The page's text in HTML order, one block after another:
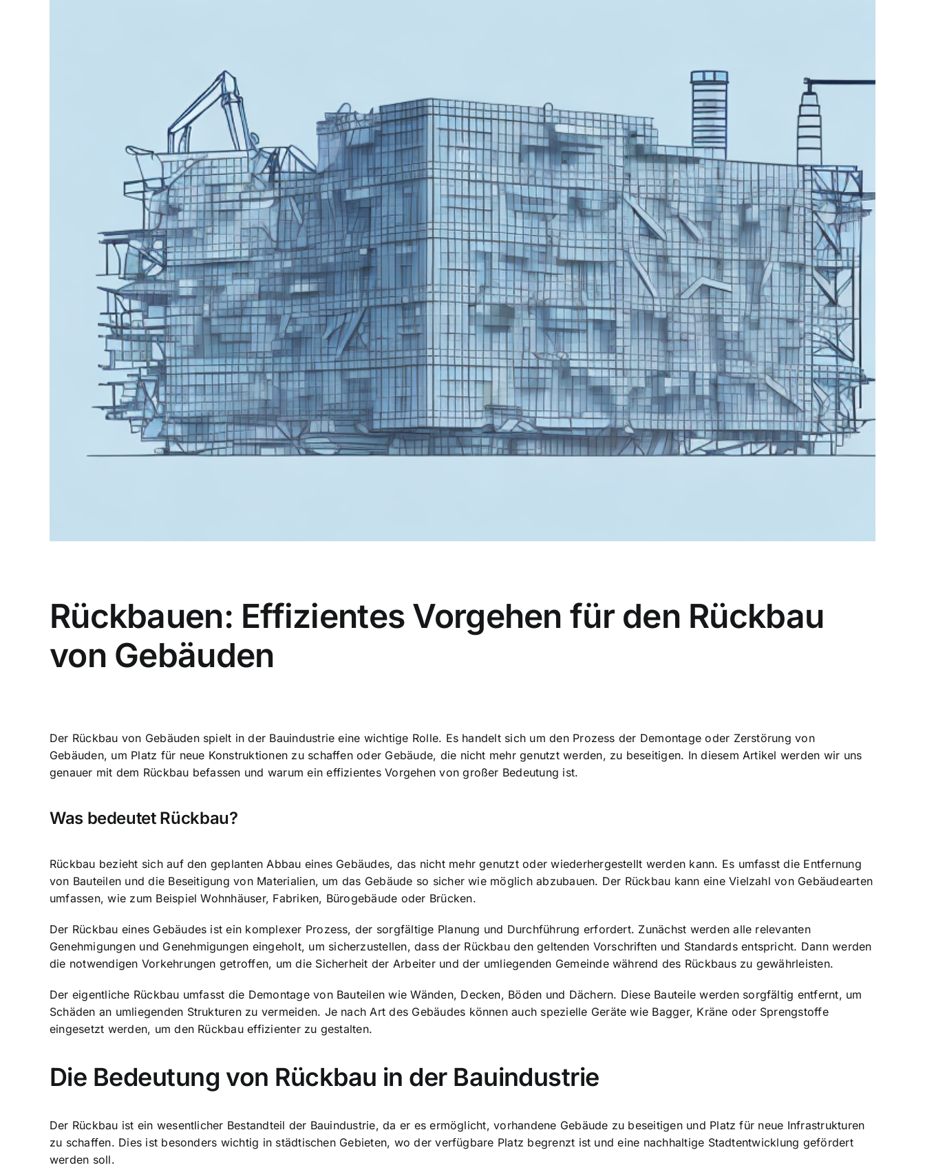
Rückbauen: Effizientes Vorgehen für den Rückbau
von Gebäuden
Der Rückbau von Gebäuden spielt in der Bauindustrie eine wichtige Rolle. Es handelt sich um den Prozess der Demontage oder Zerstörung von
Gebäuden, um Platz für neue Konstruktionen zu schaffen oder Gebäude, die nicht mehr genutzt werden, zu beseitigen. In diesem Artikel werden wir uns
genauer mit dem Rückbau befassen und warum ein effizientes Vorgehen von großer Bedeutung ist.
Was bedeutet Rückbau?
Rückbau bezieht sich auf den geplanten Abbau eines Gebäudes, das nicht mehr genutzt oder wiederhergestellt werden kann. Es umfasst die Entfernung
von Bauteilen und die Beseitigung von Materialien, um das Gebäude so sicher wie möglich abzubauen. Der Rückbau kann eine Vielzahl von Gebäudearten
umfassen, wie zum Beispiel Wohnhäuser, Fabriken, Bürogebäude oder Brücken.
Der Rückbau eines Gebäudes ist ein komplexer Prozess, der sorgfältige Planung und Durchführung erfordert. Zunächst werden alle relevanten
Genehmigungen und Genehmigungen eingeholt, um sicherzustellen, dass der Rückbau den geltenden Vorschriften und Standards entspricht. Dann werden
die notwendigen Vorkehrungen getroffen, um die Sicherheit der Arbeiter und der umliegenden Gemeinde während des Rückbaus zu gewährleisten.
Der eigentliche Rückbau umfasst die Demontage von Bauteilen wie Wänden, Decken, Böden und Dächern. Diese Bauteile werden sorgfältig entfernt, um
Schäden an umliegenden Strukturen zu vermeiden. Je nach Art des Gebäudes können auch spezielle Geräte wie Bagger, Kräne oder Sprengstoffe
eingesetzt werden, um den Rückbau effizienter zu gestalten.
Die Bedeutung von Rückbau in der Bauindustrie
Der Rückbau ist ein wesentlicher Bestandteil der Bauindustrie, da er es ermöglicht, vorhandene Gebäude zu beseitigen und Platz für neue Infrastrukturen
zu schaffen. Dies ist besonders wichtig in städtischen Gebieten, wo der verfügbare Platz begrenzt ist und eine nachhaltige Stadtentwicklung gefördert
werden soll.